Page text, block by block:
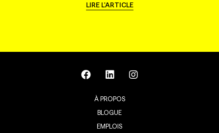
LIRE L'ARTICLE
À PROPOS
BLOGUE
EMPLOIS